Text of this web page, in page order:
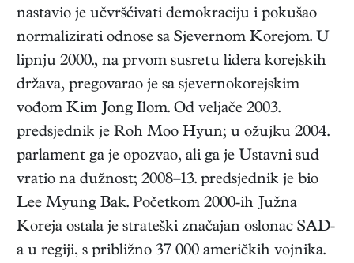
nastavio je učvršćivati demokraciju i pokušao
normalizirati odnose sa Sjevernom Korejom. U
lipnju 2000., na prvom susretu lidera korejskih
država, pregovarao je sa sjevernokorejskim
vođom Kim Jong Ilom. Od veljače 2003.
predsjednik je Roh Moo Hyun; u ožujku 2004.
parlament ga je opozvao, ali ga je Ustavni sud
vratio na dužnost; 2008–13. predsjednik je bio
Lee Myung Bak. Početkom 2000-ih Južna
Koreja ostala je strateški značajan oslonac SAD-
a u regiji, s približno 37 000 američkih vojnika.